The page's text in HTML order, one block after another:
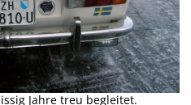
Jahre treu begleitet.